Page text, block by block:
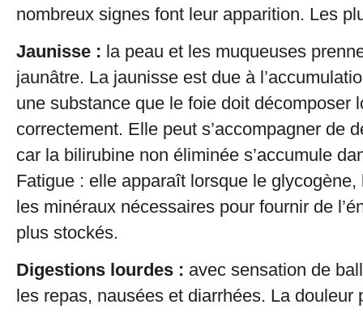
nombreux signes font leur apparition. Les
Jaunisse : la peau et les muqueuses
jaunâtre. La jaunisse est due à
une substance que le foie doit décomposer
correctement. Elle peut s’accompagner de
car la bilirubine non éliminée s’accumule
Fatigue : elle apparaît lorsque le
les minéraux nécessaires pour fournir de
plus stockés.
Digestions lourdes : avec sensation de
les repas, nausées et diarrhées. La douleur